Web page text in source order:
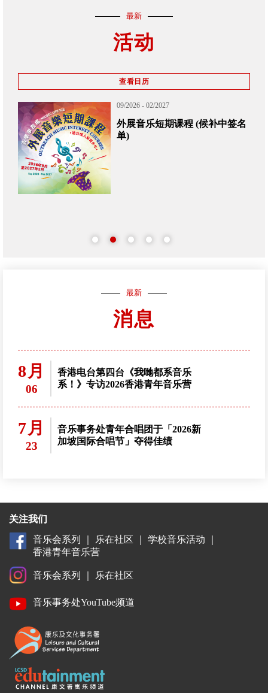
最新
活动
查看日历
09/2026 - 02/2027
外展音乐短期课程 (候补中签名
单)
最新
消息
8月
06
香港电台第四台《我哋都系音乐
系！》专访2026香港青年音乐营
7月
23
音乐事务处青年合唱团于「2026新
加坡国际合唱节」夺得佳绩
关注我们
音乐会系列
乐在社区 学校音乐活动
香港青年音乐营
音乐会系列 乐在社区
音乐事务处YouTube频道